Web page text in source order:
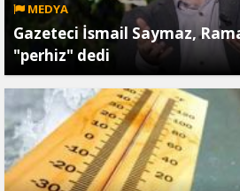
MEDYA
Gazeteci İsmail Saymaz,
"perhiz" dedi